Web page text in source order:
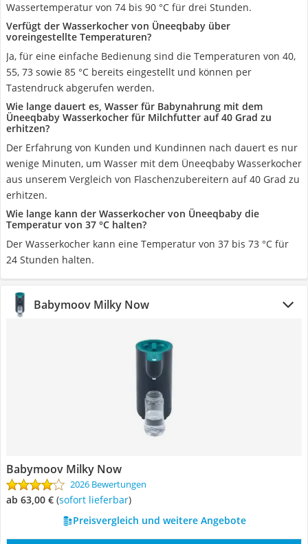
Wassertemperatur von 74 bis 90 °C für drei Stunden.
Verfügt der Wasserkocher von Üneeqbaby über
voreingestellte Temperaturen?
Ja, für eine einfache Bedienung sind die Temperaturen von 40,
55, 73 sowie 85 °C bereits eingestellt und können per
Tastendruck abgerufen werden.
Wie lange dauert es, Wasser für Babynahrung mit dem
Üneeqbaby Wasserkocher für Milchfutter auf 40 Grad zu
erhitzen?
Der Erfahrung von Kunden und Kundinnen nach dauert es nur
wenige Minuten, um Wasser mit dem Üneeqbaby Wasserkocher
aus unserem Vergleich von Flaschenzubereitern auf 40 Grad zu
erhitzen.
Wie lange kann der Wasserkocher von Üneeqbaby die
Temperatur von 37 °C halten?
Der Wasserkocher kann eine Temperatur von 37 bis 73 °C für
24 Stunden halten.
Babymoov Milky Now
Babymoov Milky Now
2026 Bewertungen
ab 63,00 € ( Sofort lieferbar)
Preisvergleich und weitere Angebote